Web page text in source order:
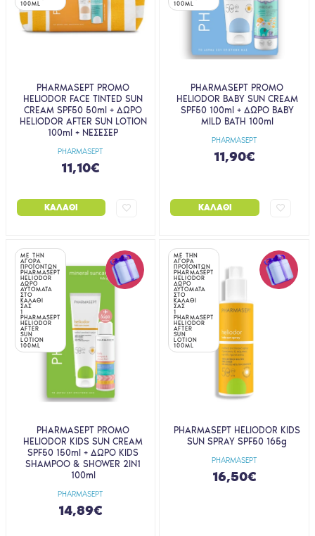
100ML
PHARMASEPT
PHARMASEPT PROMO
HELIODOR FACE TINTED SUN
CREAM SPF50 50ml + ΔΩΡΟ
HELIODOR AFTER SUN LOTION
100ml + ΝΕΣΕΣΕΡ
11,10€
ΚΑΛΆΘΙ
100ML
PHARMASEPT
PHARMASEPT PROMO
HELIODOR BABY SUN CREAM
SPF50 100ml + ΔΩΡΟ BABY
MILD BATH 100ml
11,90€
ΚΑΛΆΘΙ
ΜΕ ΤΗΝ
ΑΓΟΡΑ
ΠΡΟΪΟΝΤΩΝ
PHARMASEPT
HELIODOR
ΔΩΡΟ
ΑΥΤΟΜΑΤΑ
ΣΤΟ
ΚΑΛΑΘΙ
ΣΑΣ
1
PHARMASEPT
HELIODOR
AFTER
SUN
LOTION
100ML
PHARMASEPT
PHARMASEPT PROMO
HELIODOR KIDS SUN CREAM
SPF50 150ml + ΔΩΡΟ KIDS
SHAMPOO & SHOWER 2IN1
100ml
14,89€
ΜΕ ΤΗΝ
ΑΓΟΡΑ
ΠΡΟΪΟΝΤΩΝ
PHARMASEPT
HELIODOR
ΔΩΡΟ
ΑΥΤΟΜΑΤΑ
ΣΤΟ
ΚΑΛΑΘΙ
ΣΑΣ
1
PHARMASEPT
HELIODOR
AFTER
SUN
LOTION
100ML
PHARMASEPT
PHARMASEPT HELIODOR KIDS
SUN SPRAY SPF50 165g
16,50€